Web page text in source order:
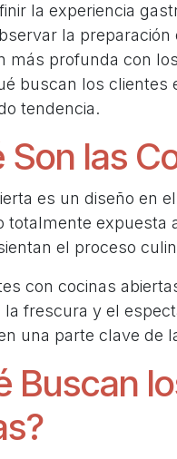
la experiencia
la
más profunda con
buscan los clientes
tendencia.
Son las
es un diseño en
totalmente expuesta
el proceso
con cocinas
frescura y el
una parte clave de
Buscan